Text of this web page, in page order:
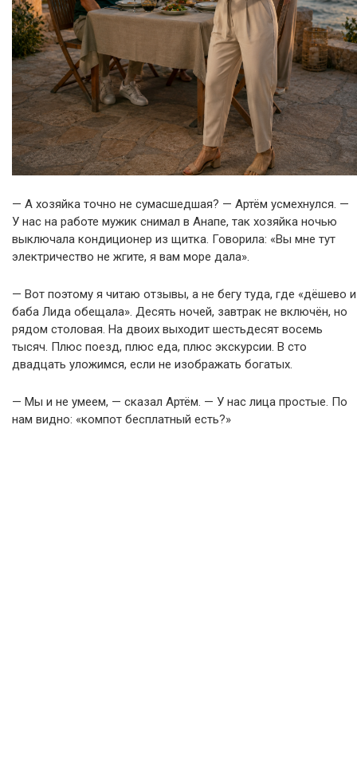
— А хозяйка точно не сумасшедшая? — Артём усмехнулся. —
У нас на работе мужик снимал в Анапе, так хозяйка ночью
выключала кондиционер из щитка. Говорила: «Вы мне тут
электричество не жгите, я вам море дала».
— Вот поэтому я читаю отзывы, а не бегу туда, где «дёшево и
баба Лида обещала». Десять ночей, завтрак не включён, но
рядом столовая. На двоих выходит шестьдесят восемь
тысяч. Плюс поезд, плюс еда, плюс экскурсии. В сто
двадцать уложимся, если не изображать богатых.
— Мы и не умеем, — сказал Артём. — У нас лица простые. По
нам видно: «компот бесплатный есть?»